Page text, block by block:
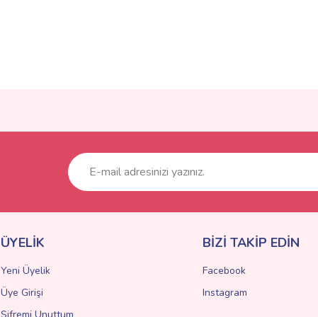
ÜYELİK
Yeni Üyelik
Üye Girişi
BİZİ TAKİP EDİN
Facebook
Instagram